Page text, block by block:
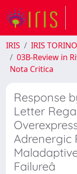
IRIS IRIS TORINO
03B-Review in
Nota Critica
Response
Letter
Adrenergic
Failureâ